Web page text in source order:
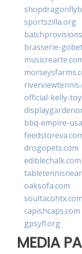
sportszilla.org
brasserie-
official-kelly-
bbq-empire-
drogopets.com
ediblechalk.com
oaksofa.com
soultacohtx.com
capishcaps.com
gpsyfl.org
MEDIA